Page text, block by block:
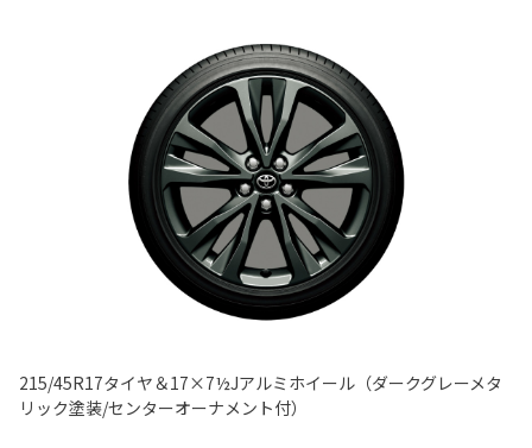
215/45R17タイヤ＆17×7½Jアルミホイール（ダークグレーメタ
リック塗装/センターオーナメント付）